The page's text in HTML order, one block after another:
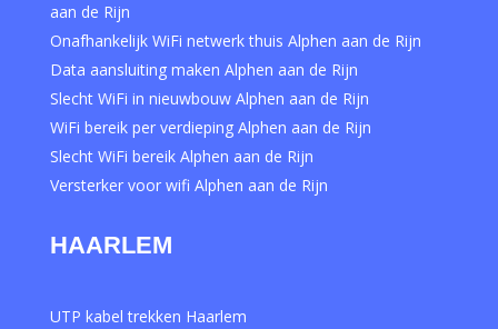
aan de Rijn
Onafhankelijk WiFi netwerk thuis Alphen aan de Rijn
Data aansluiting maken Alphen aan de Rijn
Slecht WiFi in nieuwbouw Alphen aan de Rijn
WiFi bereik per verdieping Alphen aan de Rijn
Slecht WiFi bereik Alphen aan de Rijn
Versterker voor wifi Alphen aan de Rijn
HAARLEM
UTP kabel trekken Haarlem